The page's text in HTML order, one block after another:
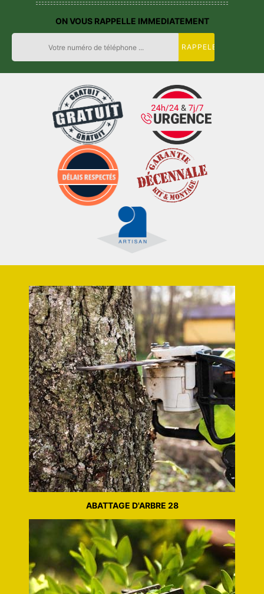
ON VOUS RAPPELLE IMMEDIATEMENT
ABATTAGE D'ARBRE 28